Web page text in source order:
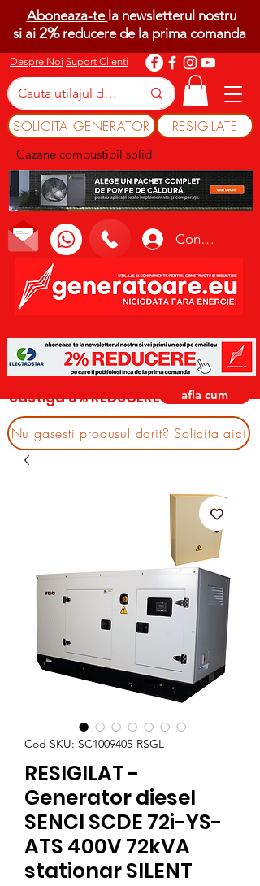
Despre Noi Suport Clienti
SOLICITA GENERATOR RESIGILATE
Cazane combustibil solid
Conectează-te
Aboneaza-te la newsletterul nostru
si ai 2%reducere de la prima comanda
castiga 3% REDUCERE afla cum
Nu gasesti produsul dorit? Solicita aici
Cod SKU: SC1009405-RSGL
RESIGILAT -
Generator diesel
SENCI SCDE 72i-YS-
ATS 400V 72kVA
stationar SILENT